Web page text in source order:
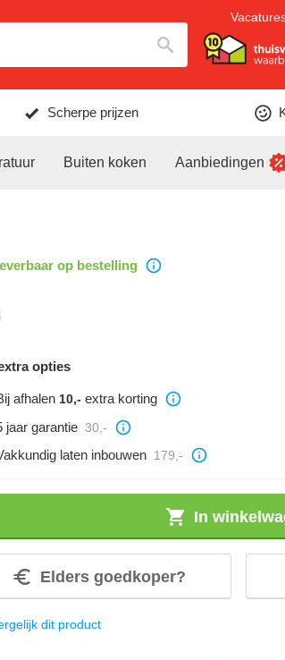
Scherpe prijzen
Buiten koken Aanbiedingen
op bestelling
opties
afhalen 10,- extra korting
jaar garantie 30,-
laten inbouwen 179,-
In
Elders goedkoper?
dit product